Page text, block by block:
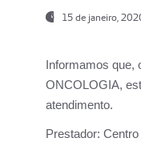
15 de janeiro,
Informamos
ONCOLOGIA,
atendimento.
Prestador: Centro